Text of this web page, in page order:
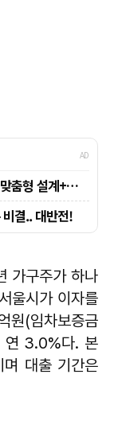
가구주가 하나
울시가 이자를
원(임차보증금
연 3.0%다. 본
대출 기간은